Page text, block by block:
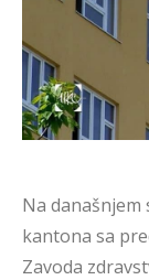
Na
kantona sa
Zavoda